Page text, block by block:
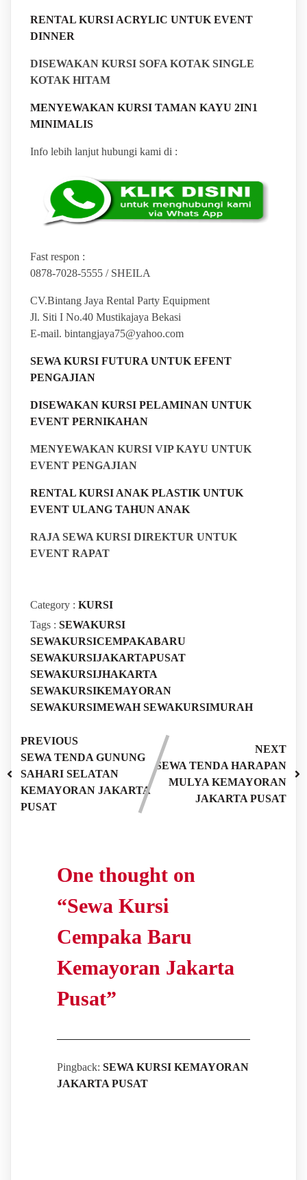
RENTAL KURSI ACRYLIC UNTUK EVENT
DINNER
DISEWAKAN KURSI SOFA KOTAK SINGLE
KOTAK HITAM
MENYEWAKAN KURSI TAMAN KAYU 2IN1
MINIMALIS
Info lebih lanjut hubungi kami di :
Fast respon :
0878-7028-5555 / SHEILA
CV.Bintang Jaya Rental Party Equipment
Jl. Siti I No.40 Mustikajaya Bekasi
E-mail. bintangjaya75@yahoo.com
SEWA KURSI FUTURA UNTUK EFENT
PENGAJIAN
DISEWAKAN KURSI PELAMINAN UNTUK
EVENT PERNIKAHAN
MENYEWAKAN KURSI VIP KAYU UNTUK
EVENT PENGAJIAN
RENTAL KURSI ANAK PLASTIK UNTUK
EVENT ULANG TAHUN ANAK
RAJA SEWA KURSI DIREKTUR UNTUK
EVENT RAPAT
Category : KURSI
Tags : SEWAKURSI
SEWAKURSICEMPAKABARU
SEWAKURSIJAKARTAPUSAT
SEWAKURSIJHAKARTA
SEWAKURSIKEMAYORAN
SEWAKURSIMEWAHSEWAKURSIMURAH
PREVIOUS
SEWA TENDA GUNUNG
SAHARI SELATAN
KEMAYORAN JAKARTA
PUSAT
NEXT
SEWA TENDA HARAPAN
MULYA KEMAYORAN
JAKARTA PUSAT
One thought on
“Sewa Kursi
Cempaka Baru
Kemayoran Jakarta
Pusat”
Pingback: SEWA KURSI KEMAYORAN
JAKARTA PUSAT